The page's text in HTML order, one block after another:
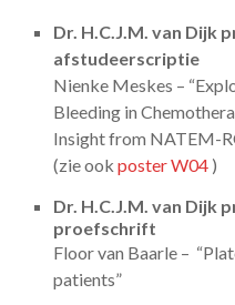
Dr. H.C.J.M. van Dijk
afstudeerscriptie
Nienke Meskes –
Bleeding in
Insight from NATEM-
(zie ookposter W04 )
Dr. H.C.J.M. van Dijk
proefschrift
Floor van Baarle –
patients”